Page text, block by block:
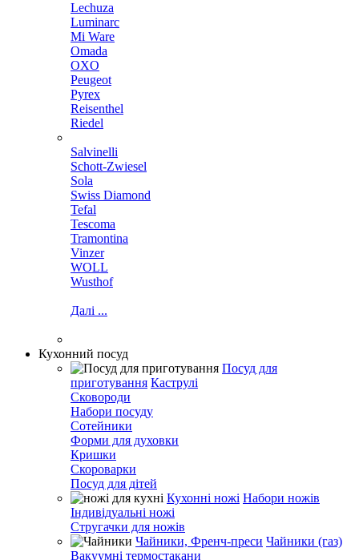
Lechuza
Luminarc
Mi Ware
Omada
OXO
Peugeot
Pyrex
Reisenthel
Riedel
Salvinelli
Schott-Zwiesel
Sola
Swiss Diamond
Tefal
Tescoma
Tramontina
Vinzer
WOLL
Wusthof
Далі ...
Кухонний посуд
Посуд для
приготування Каструлі
Сковороди
Набори посуду
Сотейники
Форми для духовки
Кришки
Скороварки
Посуд для дітей
Кухонні ножі Набори ножів
Індивідуальні ножі
Стругачки для ножів
Чайники, Френч-преси Чайники (газ)
Вакуумні термостакани